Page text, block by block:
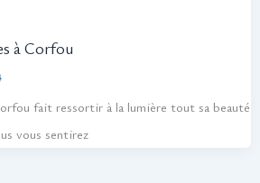
à Corfou
fait ressortir à la lumière tout sa beauté
vous sentirez